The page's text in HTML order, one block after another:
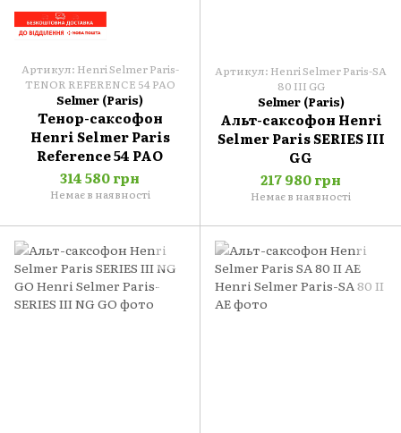
Артикул: Henri Selmer Paris-
TENOR REFERENCE 54 PAO
Selmer (Paris)
Тенор-саксофон
Henri Selmer Paris
Reference 54 PAO
314 580 грн
Немає в наявності
Артикул: Henri Selmer Paris-SA
80 III GG
Selmer (Paris)
Альт-саксофон Henri
Selmer Paris SERIES III
GG
217 980 грн
Немає в наявності